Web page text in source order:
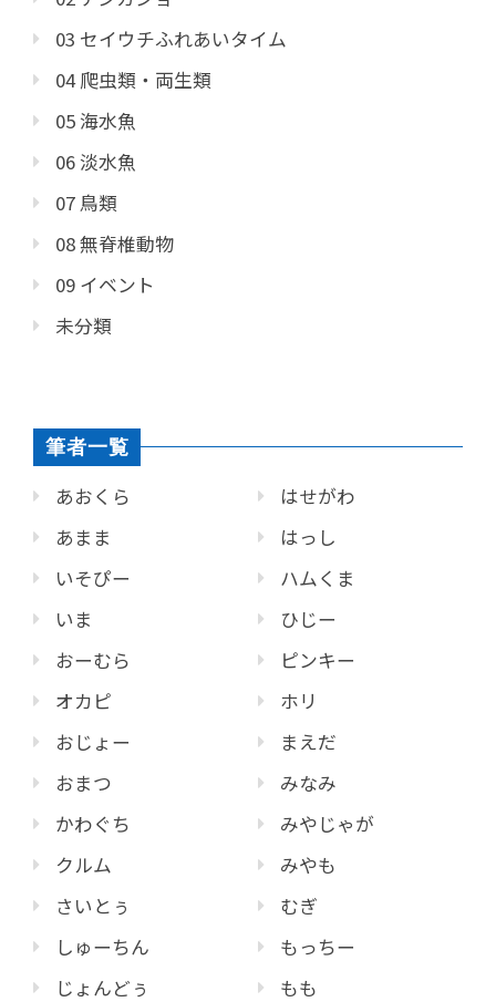
03 セイウチふれあいタイム
04 爬虫類・両生類
05 海水魚
06 淡水魚
07 鳥類
08 無脊椎動物
09 イベント
未分類
筆者一覧
あおくら
あまま
いそぴー
いま
おーむら
オカピ
おじょー
おまつ
かわぐち
クルム
さいとぅ
しゅーちん
じょんどぅ
はせがわ
はっし
ハムくま
ひじー
ピンキー
ホリ
まえだ
みなみ
みやじゃが
みやも
むぎ
もっちー
もも